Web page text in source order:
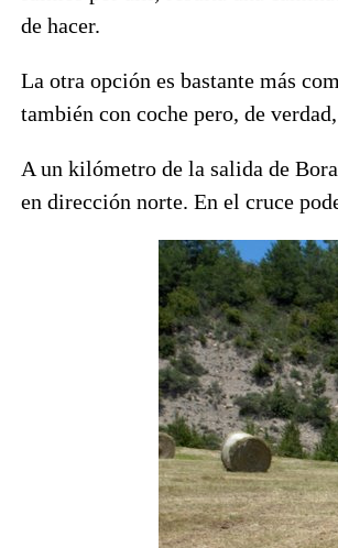
de hacer.
La otra opción es bastante más
también con coche pero, de
A un kilómetro de la salida de
en dirección norte. En el cruce